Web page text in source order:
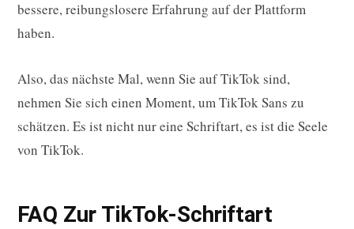
bessere, reibungslosere Erfahrung auf der Plattform
haben.
Also, das nächste Mal, wenn Sie auf TikTok sind,
nehmen Sie sich einen Moment, um TikTok Sans zu
schätzen. Es ist nicht nur eine Schriftart, es ist die Seele
von TikTok.
FAQ Zur TikTok-Schriftart